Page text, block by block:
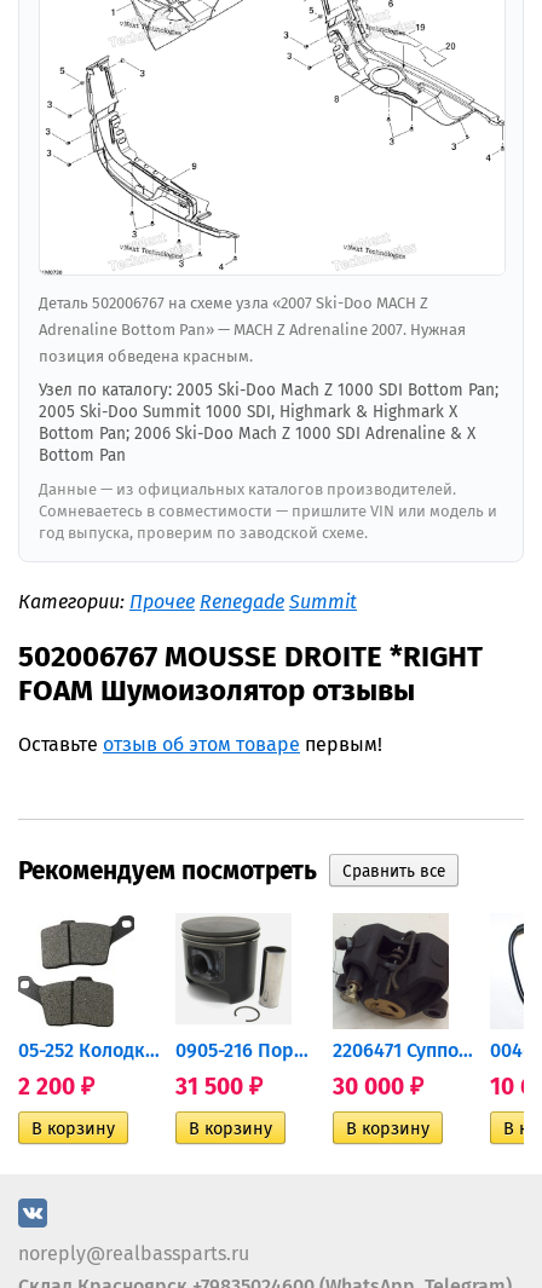
Деталь 502006767 на схеме узла «2007 Ski-Doo MACH Z
Adrenaline Bottom Pan» — MACH Z Adrenaline 2007. Нужная
позиция обведена красным.
Узел по каталогу: 2005 Ski-Doo Mach Z 1000 SDI Bottom Pan;
2005 Ski-Doo Summit 1000 SDI, Highmark & Highmark X
Bottom Pan; 2006 Ski-Doo Mach Z 1000 SDI Adrenaline & X
Bottom Pan
Данные — из официальных каталогов производителей.
Сомневаетесь в совместимости — пришлите VIN или модель и
год выпуска, проверим по заводской схеме.
Категории: Прочее Renegade Summit
502006767 MOUSSE DROITE *RIGHT
FOAM Шумоизолятор отзывы
Оставьте отзыв об этом товаре первым!
Рекомендуем посмотреть
05-252 Колодки тормозные...
2 200 ₽
0905-216 Поршень Arctic Cat...
31 500 ₽
2206471 Суппорт тормозной...
30 000 ₽ 10
noreply@realbassparts.ru